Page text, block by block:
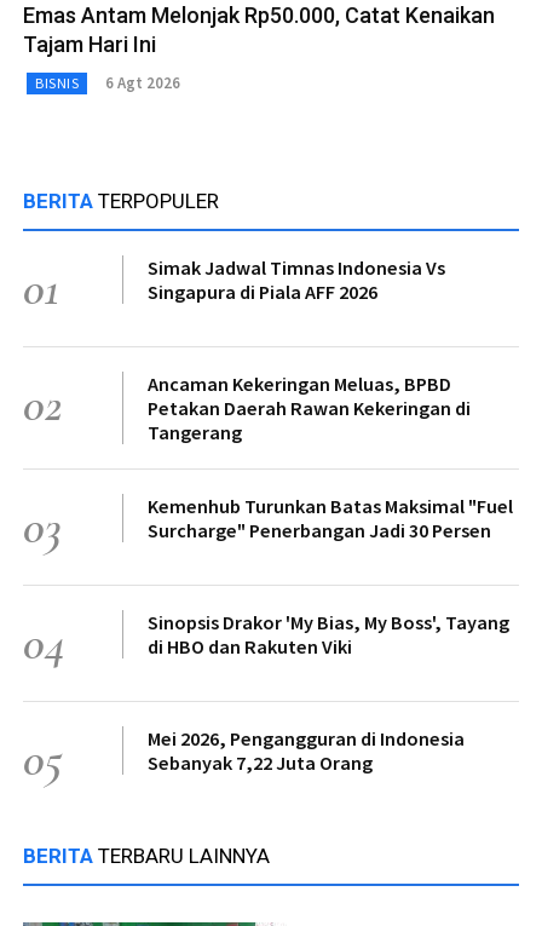
Emas Antam Melonjak Rp50.000, Catat Kenaikan
Tajam Hari Ini
BISNIS 6 Agt 2026
BERITA TERPOPULER
01
Simak Jadwal Timnas Indonesia Vs
Singapura di Piala AFF 2026
02
Ancaman Kekeringan Meluas, BPBD
Petakan Daerah Rawan Kekeringan di
Tangerang
03
Kemenhub Turunkan Batas Maksimal "Fuel
Surcharge" Penerbangan Jadi 30 Persen
04
Sinopsis Drakor 'My Bias, My Boss', Tayang
di HBO dan Rakuten Viki
05
Mei 2026, Pengangguran di Indonesia
Sebanyak 7,22 Juta Orang
BERITA TERBARU LAINNYA